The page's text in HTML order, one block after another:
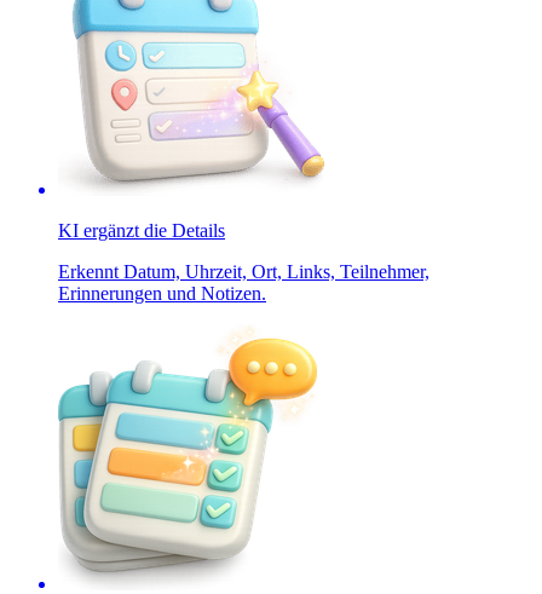
KI ergänzt die Details
Erkennt Datum, Uhrzeit, Ort, Links, Teilnehmer,
Erinnerungen und Notizen.